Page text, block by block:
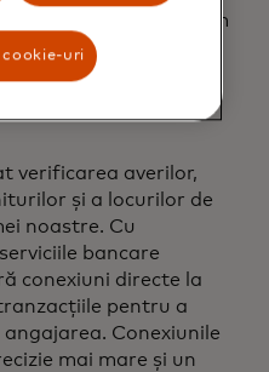
De asemenea, putem
după cum este
ne întoarcem și să
sau să găsim mai
verificarea averilor,
și a locurilor de
noastre. Cu
bancare
conexiuni directe la
pentru a
Conexiunile
mai mare și un
uri